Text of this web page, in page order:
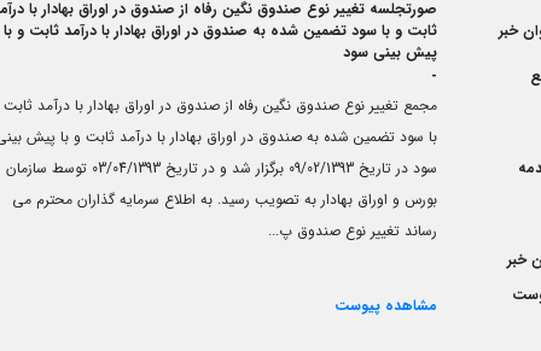
خبر
صورتجلسه تغییر نوع صندوق نگین رفاه از صندوق در اوراق بهادار با
ثابت و با سود تضمین شده به صندوق در اوراق بهادار با درآمد ثابت و با
پیش بینی سود
-
مجمع تغییر نوع صندوق نگین رفاه از صندوق در اوراق بهادار با درآمد
با سود تضمین شده به صندوق در اوراق بهادار با درآمد ثابت و با پیش
سود در تاریخ 09/02/1393 برگزار شد و در تاریخ 03/04/1393 توسط سازمان
بورس و اوراق بهادار به تصویب رسید. به اطلاع سرمایه گذاران محترم می
رساند تغییر نوع صندوق پ...
خبر
مشاهده پیوست